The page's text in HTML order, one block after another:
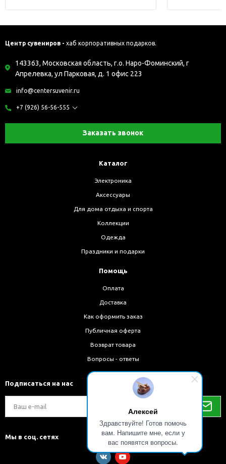
Алексей
Здравствуйте! Готов помочь
вам. Напишите мне, если у
вас появятся вопросы.
Центр сувениров - хаб корпоративных подарков.
143363, Московская область, г.о. Наро-Фоминский, г
Апрелевка, ул Парковая, д. 1 офис 223
info@centersuvenir.ru
+7 (926) 56-56-555
Заказать звонок
Каталог
Электроника
Аксессуары
Для дома отдыха и спорта
Коллекции
Одежда
Праздники и подарки
Помощь
Оплата
Доставка
Как оформить заказ
Публичная оферта
Возврат товара
Вопросы - ответы
Подписаться на нас
Мы в соц. сетях